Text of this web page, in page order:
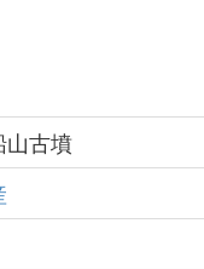
山古墳